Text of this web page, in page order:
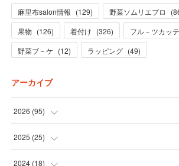
麻里布salon情報 (129) 野菜ソムリエプロ (
果物 (126) 着付け (326) フル－ツカッ
野菜ブ－ケ (12) ラッピング (49)
アーカイブ
2026 (95)
(5
(31 )
2025 (25)
(3
2024(18)